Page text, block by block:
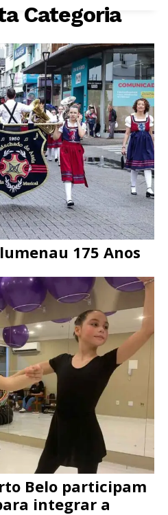
Categoria
175 Anos
Belo participam
integrar a